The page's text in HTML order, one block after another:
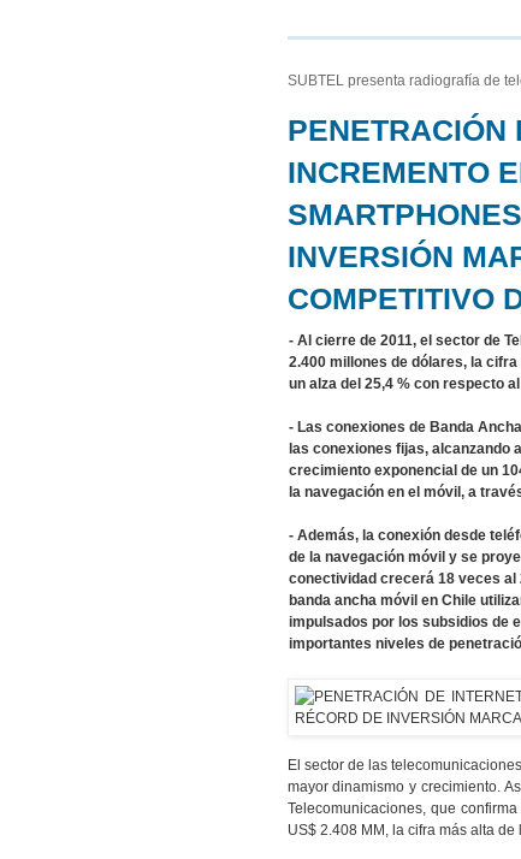
SUBTEL presenta radiografía de
PENETRACIÓN
INCREMENTO
INVERSIÓN
COMPETITIVO
- Al cierre de 2011, el sector de
2.400 millones de dólares, la
un alza del 25,4 % con respecto
- Las conexiones de Banda
las conexiones fijas, alcanzando
crecimiento exponencial de un
la navegación en el móvil, a
- Además, la conexión desde
de la navegación móvil y se
conectividad crecerá 18 veces al
banda ancha móvil en Chile
impulsados por los subsidios de
importantes niveles de
El sector de las
mayor dinamismo y crecimiento.
Telecomunicaciones, que
US$ 2.408 MM, la cifra más alta